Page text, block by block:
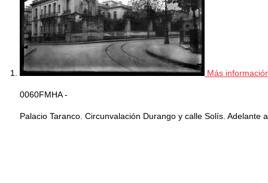
Más
0060FMHA -
Palacio Taranco. Circunvalación Durango y calle Solís. Adelante